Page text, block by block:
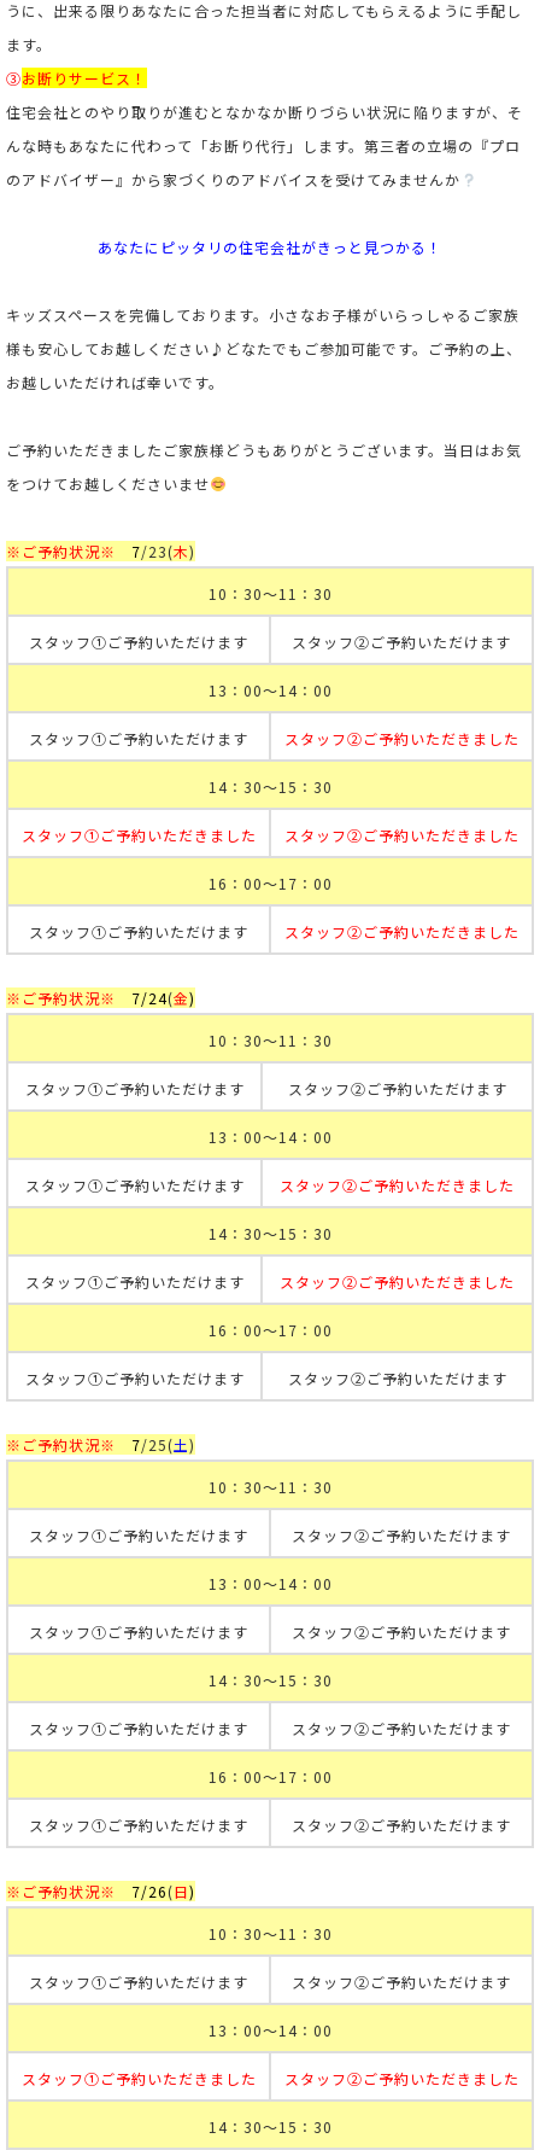
うに、出来る限りあなたに合った担当者に対応してもらえるように手配し
ます。
③お断りサービス！
住宅会社とのやり取りが進むとなかなか断りづらい状況に陥りますが、そ
んな時もあなたに代わって「お断り代行」します。第三者の立場の『プロ
のアドバイザー』から家づくりのアドバイスを受けてみませんか
あなたにピッタリの住宅会社がきっと見つかる！
キッズスペースを完備しております。小さなお子様がいらっしゃるご家族
様も安心してお越しください♪ どなたでもご参加可能です。ご予約の上、
お越しいただければ幸いです。
ご予約いただきましたご家族様どうもありがとうございます。当日はお気
をつけてお越しくださいませ
※ご予約状況※ 7/23(木)
10：30～11：30
スタッフ①ご予約いただけます スタッフ②ご予約いただけます
13：00～14：00
スタッフ①ご予約いただけます スタッフ②ご予約いただきました
14：30～15：30
スタッフ①ご予約いただきました スタッフ②ご予約いただきました
16：00～17：00
スタッフ①ご予約いただけます スタッフ②ご予約いただきました
※ご予約状況※ 7/24(金)
10：30～11：30
スタッフ①ご予約いただけます スタッフ②ご予約いただけます
13：00～14：00
スタッフ①ご予約いただけます スタッフ②ご予約いただきました
14：30～15：30
スタッフ①ご予約いただけます スタッフ②ご予約いただきました
16：00～17：00
スタッフ①ご予約いただけます スタッフ②ご予約いただけます
※ご予約状況※ 7/25(土)
10：30～11：30
スタッフ①ご予約いただけます スタッフ②ご予約いただけます
13：00～14：00
スタッフ①ご予約いただけます スタッフ②ご予約いただけます
14：30～15：30
スタッフ①ご予約いただけます スタッフ②ご予約いただけます
16：00～17：00
スタッフ①ご予約いただけます スタッフ②ご予約いただけます
※ご予約状況※ 7/26(日)
10：30～11：30
スタッフ①ご予約いただけます スタッフ②ご予約いただけます
13：00～14：00
スタッフ①ご予約いただきました スタッフ②ご予約いただきました
14：30～15：30